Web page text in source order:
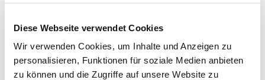
Diese Webseite verwendet Cookies
Wir verwenden Cookies, um Inhalte und Anzeigen zu
personalisieren, Funktionen für soziale Medien anbieten
zu können und die Zugriffe auf unsere Website zu